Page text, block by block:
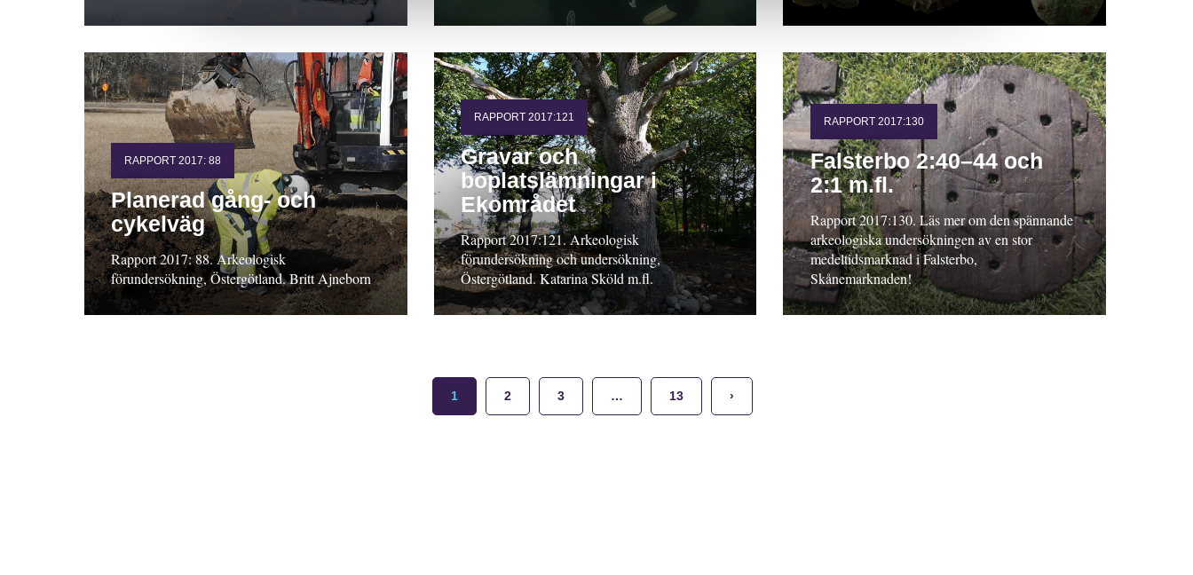
RAPPORT 2017: 88
Planerad gång- och
cykelväg
Rapport 2017: 88. Arkeologisk
förundersökning, Östergötland. Britt Ajneborn
RAPPORT 2017:121
Gravar och
boplatslämningar i
Ekområdet
Rapport 2017:121. Arkeologisk
förundersökning och undersökning,
Östergötland. Katarina Sköld m.fl.
RAPPORT 2017:130
Falsterbo 2:40–44 och
2:1 m.fl.
Rapport 2017:130. Läs mer om den spännande
arkeologiska undersökningen av en stor
medeltidsmarknad i Falsterbo,
Skånemarknaden!
1 2 3 … 13 ›